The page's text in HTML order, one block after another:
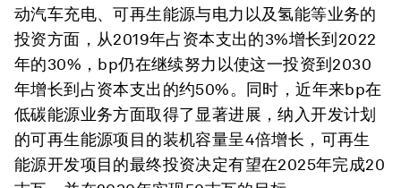
动汽车充电、可再生能源与电力以及氢能等业务的
投资方面，从2019年占资本支出的3%增长到2022
年的30%，bp仍在继续努力以使这一投资到2030
年增长到占资本支出的约50%。同时，近年来bp在
低碳能源业务方面取得了显著进展，纳入开发计划
的可再生能源项目的装机容量呈4倍增长，可再生
能源开发项目的最终投资决定有望在2025年完成20